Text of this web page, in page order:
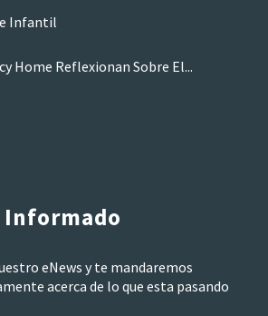
Infantil
Home Reflexionan Sobre El...
eNews y te mandaremos
acerca de lo que esta pasando